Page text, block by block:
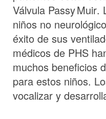
Válvula Passy Muir.
niños no
éxito de sus
médicos de PHS
muchos beneficios
para estos niños.
vocalizar y